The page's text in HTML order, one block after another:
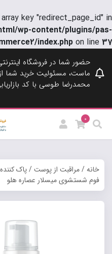
key "redirect_page_id" in
wp-content/plugins/pas-
index.phpon line 37
حضور شما در فروشگاه
ماست، مسئولیت خرید شما
محمدرضا طوسی با کد بازاریابی ۳۱۴۲۰۶
0
خانه/مراقبت از پوست/پاک
فوم شستشوی میسلار عصاره هلو